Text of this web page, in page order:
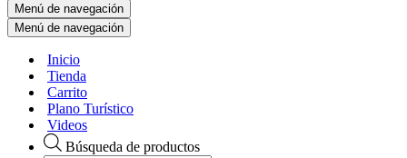
Menú de navegación
Menú de navegación
Inicio
Tienda
Carrito
Plano Turístico
Videos
Búsqueda de productos